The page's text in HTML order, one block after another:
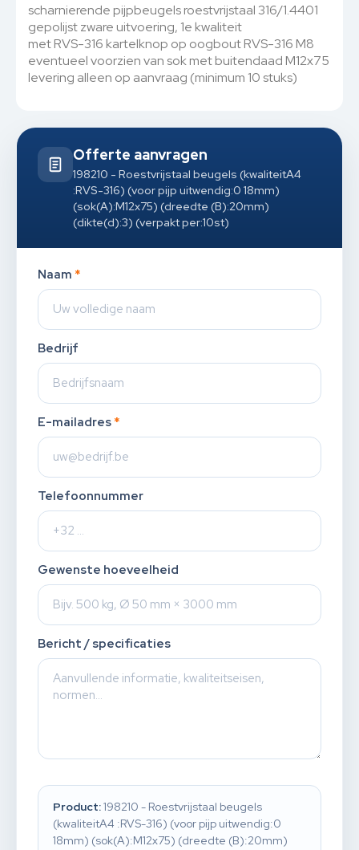
scharnierende pijpbeugels roestvrijstaal 316/1.4401
gepolijst zware uitvoering, 1e kwaliteit
met RVS-316 kartelknop op oogbout RVS-316 M8
eventueel voorzien van sok met buitendaad M12x75
levering alleen op aanvraag (minimum 10 stuks)
Offerte aanvragen
198210 - Roestvrijstaal beugels (kwaliteitA4
:RVS-316) (voor pijp uitwendig:0 18mm)
(sok(A):M12x75) (dreedte (B):20mm)
(dikte(d):3) (verpakt per:10st)
Naam *
Bedrijf
E-mailadres *
Telefoonnummer
Gewenste hoeveelheid
Bericht / specificaties
Product:198210 - Roestvrijstaal beugels
(kwaliteitA4 :RVS-316) (voor pijp uitwendig:0
18mm) (sok(A):M12x75) (dreedte (B):20mm)